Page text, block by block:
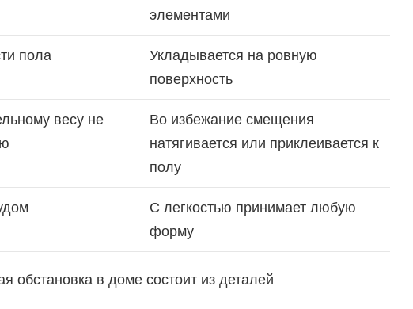
элементами
пола
Укладывается на ровную
поверхность
весу не
Во избежание смещения
натягивается или приклеивается к
полу
С легкостью принимает любую
форму
обстановка в доме состоит из деталей